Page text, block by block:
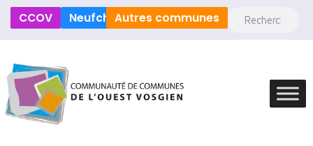
CCOV NeufchâteauAutres communes